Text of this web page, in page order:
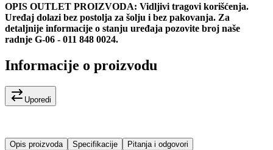
OPIS OUTLET PROIZVODA: Vidljivi tragovi korišćenja.
Uređaj dolazi bez postolja za šolju i bez pakovanja. Za
detaljnije informacije o stanju uređaja pozovite broj naše
radnje G-06 - 011 848 0024.
Informacije o proizvodu
Uporedi
Opis proizvoda Specifikacije Pitanja i odgovori